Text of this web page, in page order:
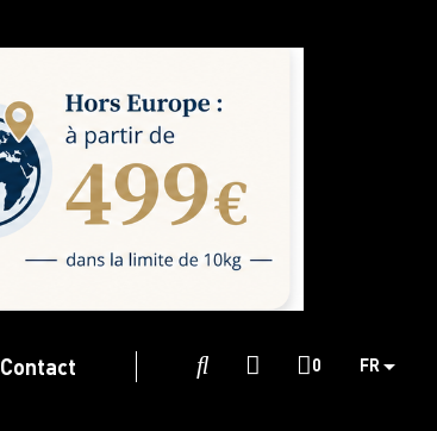
Contact 0 FR